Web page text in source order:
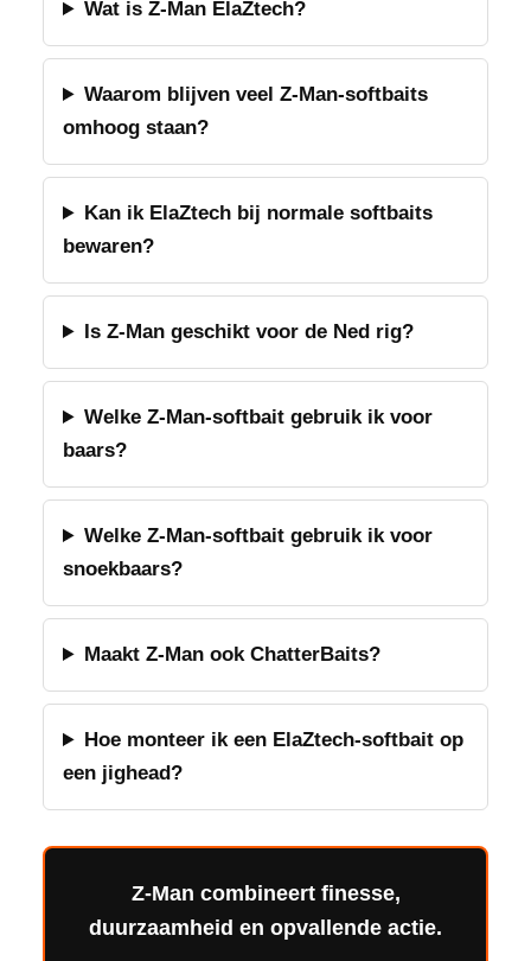
Wat is Z-Man ElaZtech?
Waarom blijven veel Z-Man-softbaits
omhoog staan?
Kan ik ElaZtech bij normale softbaits
bewaren?
Is Z-Man geschikt voor de Ned rig?
Welke Z-Man-softbait gebruik ik voor
baars?
Welke Z-Man-softbait gebruik ik voor
snoekbaars?
Maakt Z-Man ook ChatterBaits?
Hoe monteer ik een ElaZtech-softbait op
een jighead?
Z-Man combineert finesse,
duurzaamheid en opvallende actie.